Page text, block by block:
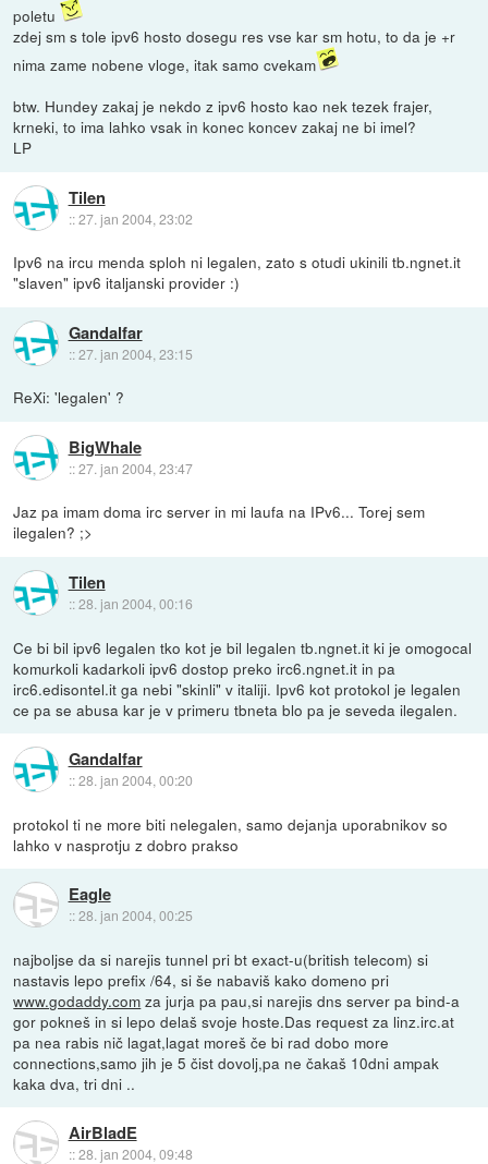
poletu
zdej sm s tole ipv6 hosto dosegu res vse kar sm hotu, to da je +r
nima zame nobene vloge, itak samo cvekam
btw. Hundey zakaj je nekdo z ipv6 hosto kao nek tezek frajer,
krneki, to ima lahko vsak in konec koncev zakaj ne bi imel?
LP
Tilen
::27. jan 2004, 23:02
Ipv6 na ircu menda sploh ni legalen, zato s otudi ukinili tb.ngnet.it
"slaven" ipv6 italjanski provider :)
Gandalfar
::27. jan 2004, 23:15
ReXi: 'legalen' ?
BigWhale
::27. jan 2004, 23:47
Jaz pa imam doma irc server in mi laufa na IPv6... Torej sem
ilegalen? ;>
Tilen
::28. jan 2004, 00:16
Ce bi bil ipv6 legalen tko kot je bil legalen tb.ngnet.it ki je omogocal
komurkoli kadarkoli ipv6 dostop preko irc6.ngnet.it in pa
irc6.edisontel.it ga nebi "skinli" v italiji. Ipv6 kot protokol je legalen
ce pa se abusa kar je v primeru tbneta blo pa je seveda ilegalen.
Gandalfar
::28. jan 2004, 00:20
protokol ti ne more biti nelegalen, samo dejanja uporabnikov so
lahko v nasprotju z dobro prakso
Eagle
::28. jan 2004, 00:25
najboljse da si narejis tunnel pri bt exact-u(british telecom) si
nastavis lepo prefix /64, si še nabaviš kako domeno pri
www.godaddy.com za jurja pa pau,si narejis dns server pa bind-a
gor pokneš in si lepo delaš svoje hoste.Das request za linz.irc.at
pa nea rabis nič lagat,lagat moreš če bi rad dobo more
connections,samo jih je 5 čist dovolj,pa ne čakaš 10dni ampak
kaka dva, tri dni ..
AirBladE
::28. jan 2004, 09:48